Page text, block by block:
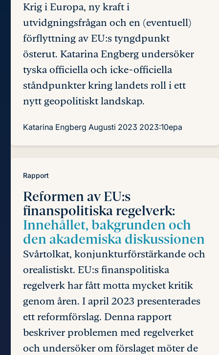
Krig i Europa, ny kraft i
utvidgningsfrågan och en (eventuell)
förflyttning av EU:s tyngdpunkt
österut. Katarina Engberg undersöker
tyska officiella och icke-officiella
ståndpunkter kring landets roll i ett
nytt geopolitiskt landskap.
Katarina Engberg Augusti 2023 2023:10epa
Rapport
Reformen av EU:s
finanspolitiska regelverk:
Innehållet, bakgrunden och
den akademiska diskussionen
Svårtolkat, konjunkturförstärkande och
orealistiskt. EU:s finanspolitiska
regelverk har fått motta mycket kritik
genom åren. I april 2023 presenterades
ett reformförslag. Denna rapport
beskriver problemen med regelverket
och undersöker om förslaget möter de